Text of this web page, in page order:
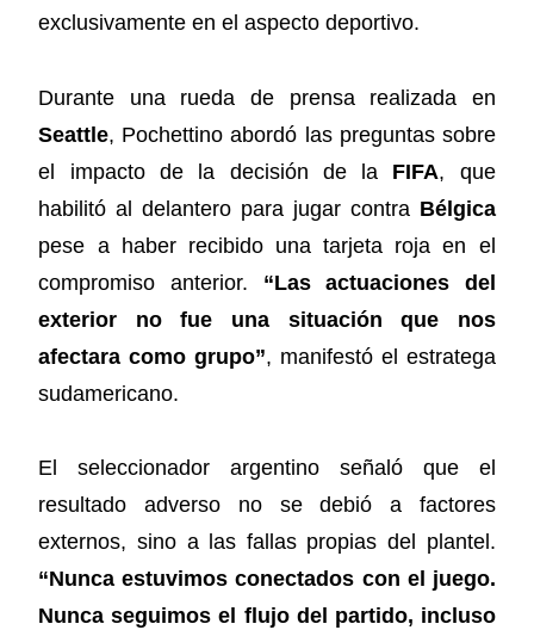
exclusivamente en el aspecto deportivo.
Durante una rueda de prensa realizada en
Seattle, Pochettino abordó las preguntas sobre
el impacto de la decisión de la FIFA, que
habilitó al delantero para jugar contra Bélgica
pese a haber recibido una tarjeta roja en el
compromiso anterior. “Las actuaciones del
exterior no fue una situación que nos
afectara como grupo”, manifestó el estratega
sudamericano.
El seleccionador argentino señaló que el
resultado adverso no se debió a factores
externos, sino a las fallas propias del plantel.
“Nunca estuvimos conectados con el juego.
Nunca seguimos el flujo del partido, incluso